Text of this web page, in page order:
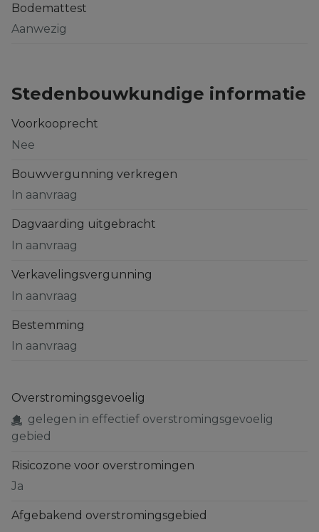
Bodemattest
Aanwezig
Stedenbouwkundige informatie
Voorkooprecht
Nee
Bouwvergunning verkregen
In aanvraag
Dagvaarding uitgebracht
In aanvraag
Verkavelingsvergunning
In aanvraag
Bestemming
In aanvraag
Overstromingsgevoelig
gelegen in effectief overstromingsgevoelig
gebied
Risicozone voor overstromingen
Ja
Afgebakend overstromingsgebied